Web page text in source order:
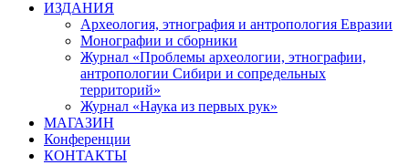
ИЗДАНИЯ
Археология, этнография и антропология Евразии
Монографии и сборники
Журнал «Проблемы археологии, этнографии,
антропологии Сибири и сопредельных
территорий»
Журнал «Наука из первых рук»
МАГАЗИН
Конференции
КОНТАКТЫ